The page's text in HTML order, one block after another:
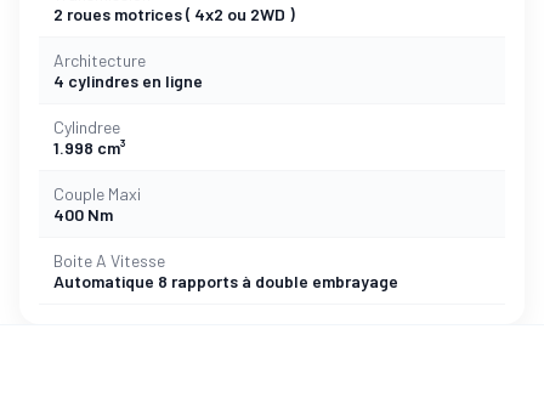
2 roues motrices ( 4x2 ou 2WD )
Architecture
4 cylindres en ligne
Cylindree
1.998 cm³
Couple Maxi
400 Nm
Boite A Vitesse
Automatique 8 rapports à double embrayage